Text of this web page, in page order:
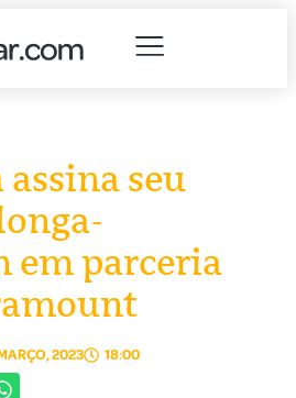
seu
em parceria
2023 18:00